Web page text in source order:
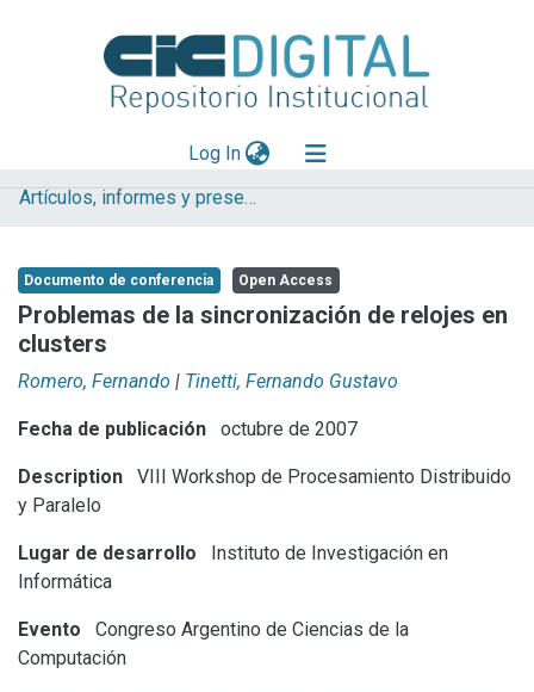
Log In(current)
Explorar
Aportar material
Statistics
Artículos, informes y presentaciones en Congresos
Documento de conferencia Open Access
Problemas de la sincronización de relojes en
clusters
Romero, Fernando | Tinetti, Fernando Gustavo
Fecha de publicación octubre de 2007
Description
VIII Workshop de Procesamiento Distribuido
y Paralelo
Lugar de desarrollo
Instituto de Investigación en
Informática
Evento
Congreso Argentino de Ciencias de la
Computación